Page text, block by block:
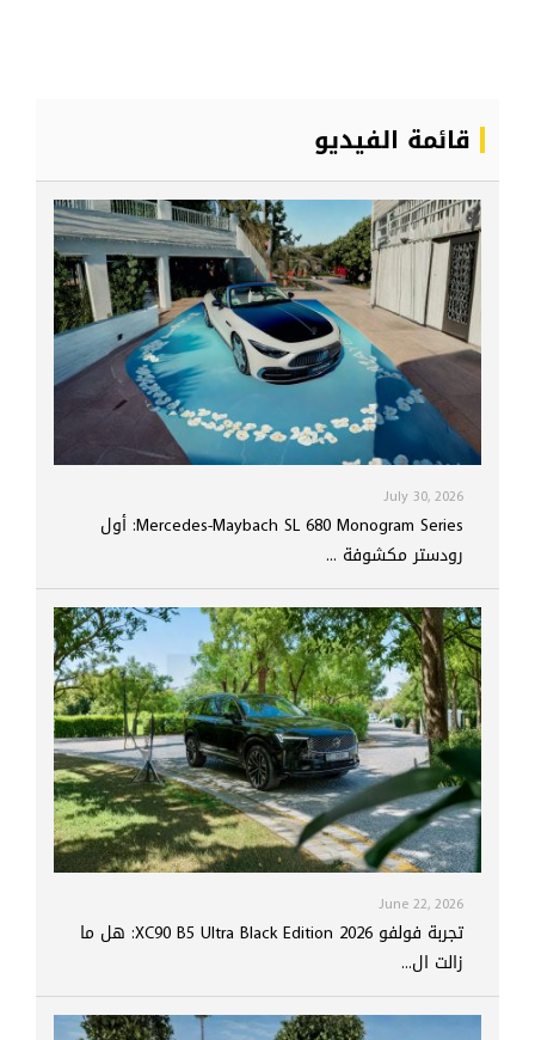
قائمة الفيديو
July 30, 2026
Mercedes-Maybach SL 680 Monogram Series: أول
رودستر مكشوفة ...
June 22, 2026
تجربة فولفو XC90 B5 Ultra Black Edition 2026: هل ما
زالت ال...